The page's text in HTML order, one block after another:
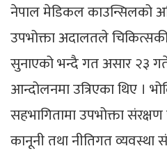
नेपाल मेडिकल काउन्सिलको
उपभोक्ता अदालतले
सुनाएको भन्दै गत असार २३
आन्दोलनमा उत्रिएका थिए ।
सहभागितामा उपभोक्ता
कानूनी तथा नीतिगत